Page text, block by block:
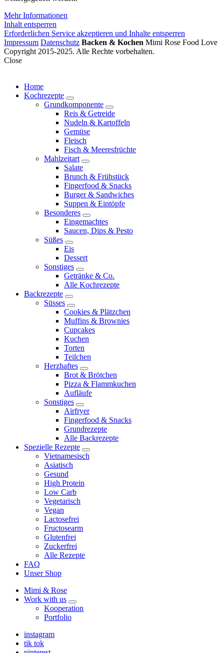
Mehr Informationen
Inhalt entsperren
Erforderlichen Service akzeptieren und Inhalte entsperren
Impressum Datenschutz Backen & Kochen Mimi Rose Food Love
Copyright 2015-2025. Alle Rechte vorbehalten.
Close
Home
Kochrezepte
expand
child
menu
Grundkomponente
expand
child
menu
Reis & Getreide
Nudeln & Kartoffeln
Gemüse
Fleisch
Fisch & Meeresfrüchte
Mahlzeitart
expand
menu
Salate
Brunch & Frühstück
Fingerfood & Snacks
Burger & Sandwiches
Suppen & Eintöpfe
Besonderes
expand
child
menu
Eingemachtes
Saucen, Dips & Pesto
Süßes
expand
child
menu
Eis
Dessert
Sonstiges
expand
child
menu
Getränke & Co.
Alle Kochrezepte
Backrezepte
expand
child
menu
Süsses
expand
child
menu
Cookies & Plätzchen
Muffins & Brownies
Cupcakes
Kuchen
Torten
Teilchen
Herzhaftes
expand
child
menu
Brot & Brötchen
Pizza & Flammkuchen
Aufläufe
Sonstiges
expand
child
menu
Airfryer
Fingerfood & Snacks
Grundrezepte
Alle Backrezepte
Spezielle Rezepte
expand
child
Vietnamesisch
Asiatisch
Gesund
High Protein
Low Carb
Vegetarisch
Vegan
Lactosefrei
Fructosearm
Glutenfrei
Zuckerfrei
Alle Rezepte
FAQ
Unser Shop
Mimi & Rose
Work with us
expand
child
Kooperation
Portfolio
instagram
tik tok